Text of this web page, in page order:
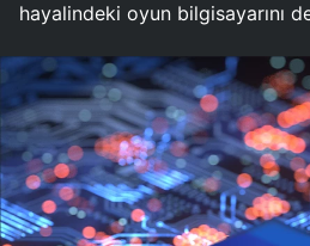
hayalindeki oyun bilgisayarını